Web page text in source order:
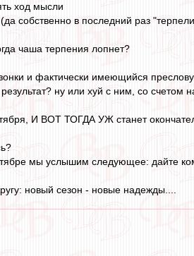
ход мысли
собственно в последний раз
чаша терпения лопнет?
и фактически имеющийся
ну или хуй с ним, со счетом
И ВОТ ТОГДА УЖ станет
мы услышим следующее: дайте
новый сезон - новые надежды....